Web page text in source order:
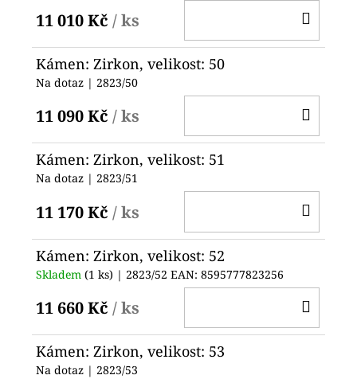
11 010 Kč / ks
Kámen: Zirkon, velikost: 50
Na dotaz | 2823/50
11 090 Kč / ks
Kámen: Zirkon, velikost: 51
Na dotaz | 2823/51
11 170 Kč / ks
Kámen: Zirkon, velikost: 52
Skladem (1 ks) | 2823/52 EAN: 8595777823256
11 660 Kč / ks
Kámen: Zirkon, velikost: 53
Na dotaz | 2823/53